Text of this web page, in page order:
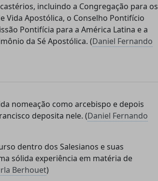
incluindo a Congregação para os
Vida Apostólica, o Conselho Pontifício
Pontifícia para a América Latina e a
da Sé Apostólica. (Daniel Fernando
nomeação como arcebispo e depois
deposita nele. (Daniel Fernando
dentro dos Salesianos e suas
sólida experiência em matéria de
Berhouet)